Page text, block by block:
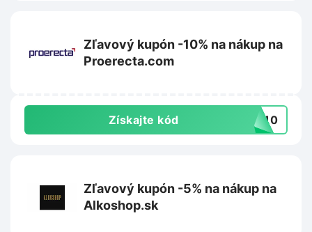
Zľavový kupón -10% na nákup na
Proerecta.com
Získajte kód VA10
Zľavový kupón -5% na nákup na
Alkoshop.sk